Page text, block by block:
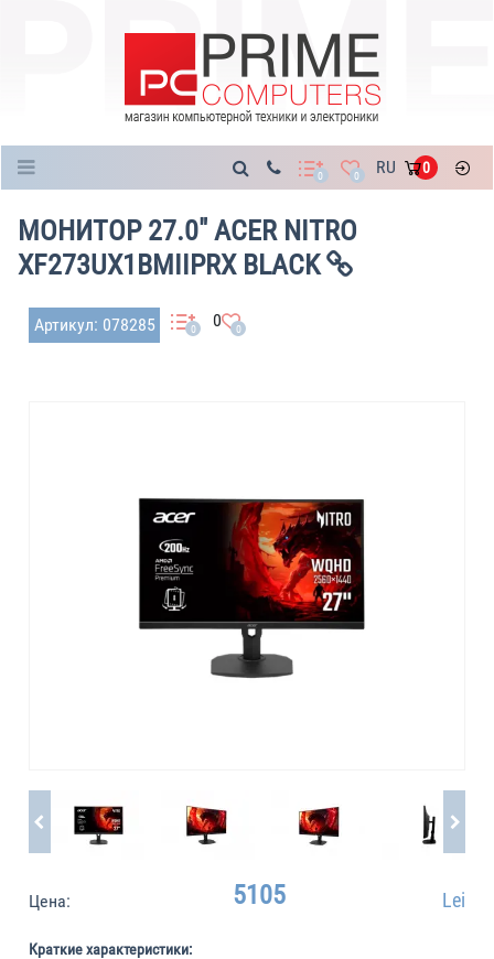
0 0 RU 0
МОНИТОР 27.0" ACER NITRO
XF273UX1BMIIPRX BLACK
Артикул: 078285 0 0 0
Цена: 5105 Lei
Краткие характеристики: